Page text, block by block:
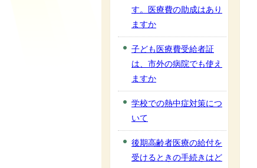
す。医療費の助成はあり
ますか
子ども医療費受給者証
は、市外の病院でも使え
ますか
学校での熱中症対策につ
いて
後期高齢者医療の給付を
受けるときの手続きはど